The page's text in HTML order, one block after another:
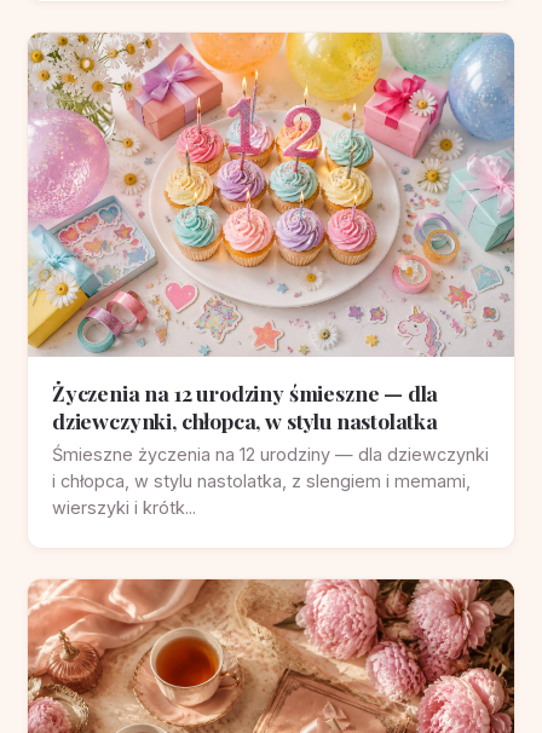
Życzenia na 12 urodziny śmieszne — dla
dziewczynki, chłopca, w stylu nastolatka
Śmieszne życzenia na 12 urodziny — dla dziewczynki
i chłopca, w stylu nastolatka, z slengiem i memami,
wierszyki i krótk...